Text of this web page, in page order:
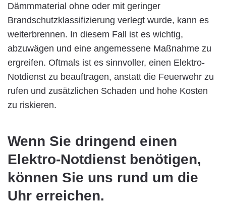
Dämmmaterial ohne oder mit geringer
Brandschutzklassifizierung verlegt wurde, kann es
weiterbrennen. In diesem Fall ist es wichtig,
abzuwägen und eine angemessene Maßnahme zu
ergreifen. Oftmals ist es sinnvoller, einen Elektro-
Notdienst zu beauftragen, anstatt die Feuerwehr zu
rufen und zusätzlichen Schaden und hohe Kosten
zu riskieren.
Wenn Sie dringend einen
Elektro-Notdienst benötigen,
können Sie uns rund um die
Uhr erreichen.